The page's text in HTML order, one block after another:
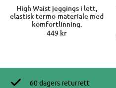
High Waist jeggings i lett,
elastisk termo-materiale med
komfortlinning.
449 kr
60 dagers returrett